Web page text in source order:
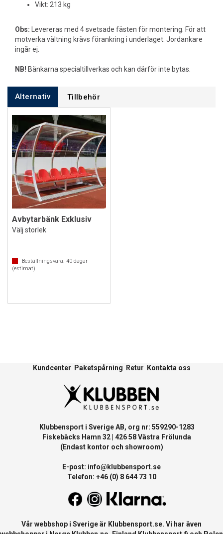
Vikt: 213 kg
Obs: Levereras med 4 svetsade fästen för montering. För att
motverka vältning krävs förankring i underlaget. Jordankare
ingår ej.
NB! Bänkarna specialtillverkas och kan därför inte bytas.
Alternativ Tillbehör
Avbytarbänk Exklusiv
Välj storlek
Beställningsvara. 40 dagar
(estimat)
Kundcenter Paketspårning Retur Kontakta oss
Klubbensport i Sverige AB, org nr: 559290-1283
Fiskebäcks Hamn 32 | 426 58 Västra Frölunda
(Endast kontor och showroom)
E-post: info@klubbensport.se
Telefon: +46 (0) 8 644 73 10
Vår webbshop i Sverige är Klubbensport.se. Vi har även